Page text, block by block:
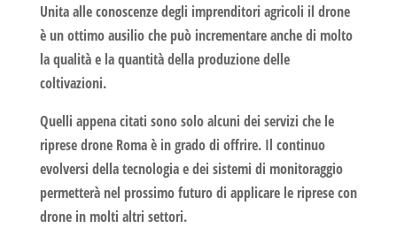
Unita alle conoscenze degli imprenditori agricoli il drone
è un ottimo ausilio che può incrementare anche di molto
la qualità e la quantità della produzione delle
coltivazioni.
Quelli appena citati sono solo alcuni dei servizi che le
riprese drone Romaè in grado di offrire. Il continuo
evolversi della tecnologia e dei sistemi di monitoraggio
permetterà nel prossimo futuro di applicare le riprese con
drone in molti altri settori.